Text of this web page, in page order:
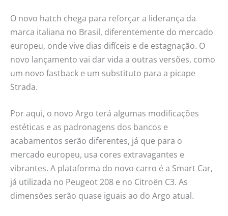
O novo hatch chega para reforçar a liderança da
marca italiana no Brasil, diferentemente do mercado
europeu, onde vive dias difíceis e de estagnação. O
novo lançamento vai dar vida a outras versões, como
um novo fastback e um substituto para a picape
Strada.
Por aqui, o novo Argo terá algumas modificações
estéticas e as padronagens dos bancos e
acabamentos serão diferentes, já que para o
mercado europeu, usa cores extravagantes e
vibrantes. A plataforma do novo carro é a Smart Car,
já utilizada no Peugeot 208 e no Citroën C3. As
dimensões serão quase iguais ao do Argo atual.